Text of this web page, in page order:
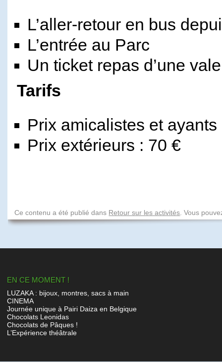
L’aller-retour en bus
L’entrée au Parc
Un ticket repas d’une
Tarifs
Prix amicalistes et
Prix extérieurs : 70 €
Ce contenu a été publié dans Retour sur les activités . Vous
EN CE MOMENT !
LUZAKA : bijoux, montres, sacs à main
CINEMA
Journée unique à Pairi Daiza en Belgique
Chocolats Leonidas
Chocolats de Pâques !
L’Expérience théâtrale